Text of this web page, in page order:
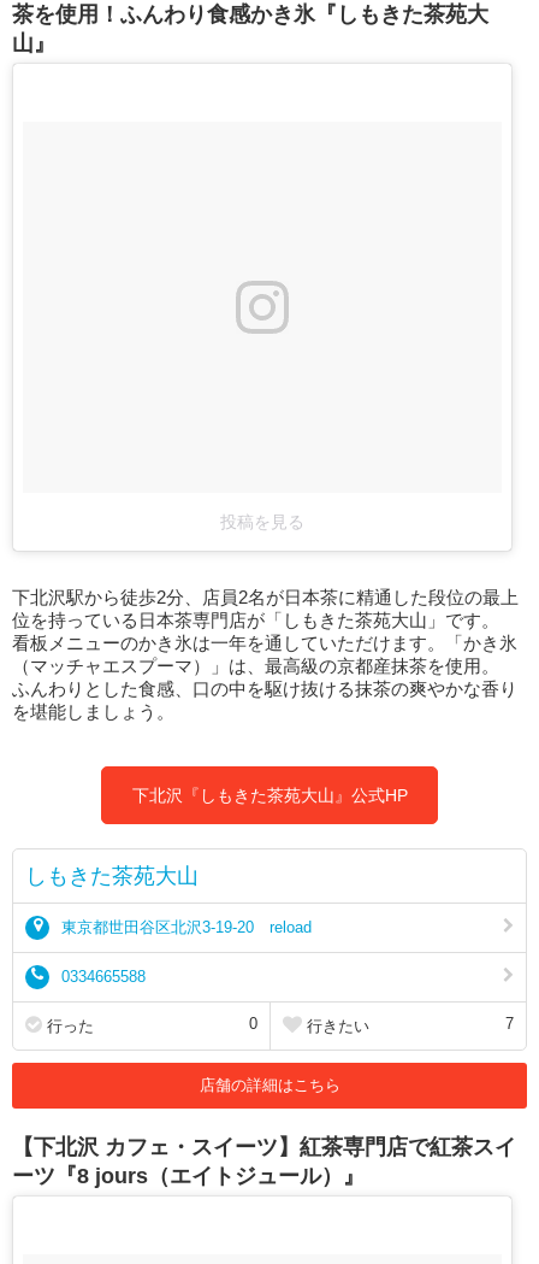
茶を使用！ふんわり食感かき氷『しもきた茶苑大
山』
投稿を見る
下北沢駅から徒歩2分、店員2名が日本茶に精通した段位の最上
位を持っている日本茶専門店が「しもきた茶苑大山」です。
看板メニューのかき氷は一年を通していただけます。「かき氷
（マッチャエスプーマ）」は、最高級の京都産抹茶を使用。
ふんわりとした食感、口の中を駆け抜ける抹茶の爽やかな香り
を堪能しましょう。
下北沢『しもきた茶苑大山』公式HP
しもきた茶苑大山
東京都世田谷区北沢3-19-20 reload
0334665588
行った 0 行きたい 7
店舗の詳細はこちら
【下北沢 カフェ・スイーツ】紅茶専門店で紅茶スイ
ーツ『8 jours（エイトジュール）』